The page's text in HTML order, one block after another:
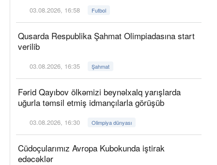
03.08.2026, 16:58 Futbol
Qusarda Respublika Şahmat Olimpiadasına start
verilib
03.08.2026, 16:35 Şahmat
Fərid Qayıbov ölkəmizi beynəlxalq yarışlarda
uğurla təmsil etmiş idmançılarla görüşüb
03.08.2026, 16:30 Olimpiya dünyası
Cüdoçularımız Avropa Kubokunda iştirak
edəcəklər